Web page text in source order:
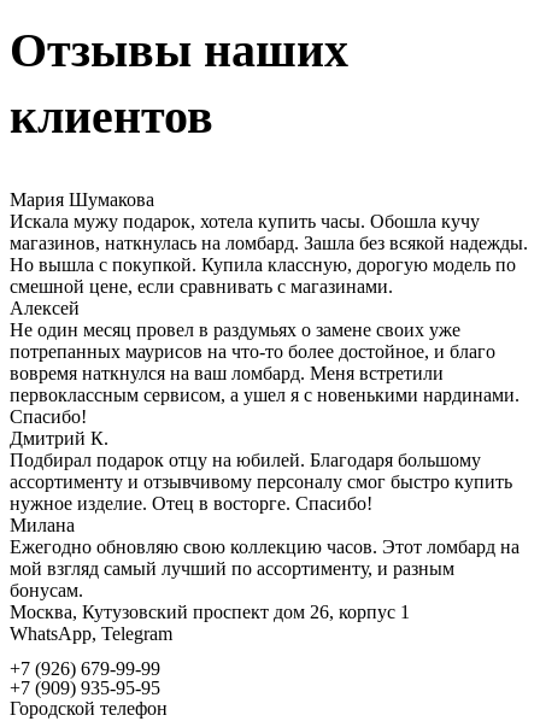
Отзывы наших
клиентов
Мария Шумакова
Искала мужу подарок, хотела купить часы. Обошла кучу
магазинов, наткнулась на ломбард. Зашла без всякой надежды.
Но вышла с покупкой. Купила классную, дорогую модель по
смешной цене, если сравнивать с магазинами.
Алексей
Не один месяц провел в раздумьях о замене своих уже
потрепанных маурисов на что-то более достойное, и благо
вовремя наткнулся на ваш ломбард. Меня встретили
первоклассным сервисом, а ушел я с новенькими нардинами.
Спасибо!
Дмитрий К.
Подбирал подарок отцу на юбилей. Благодаря большому
ассортименту и отзывчивому персоналу смог быстро купить
нужное изделие. Отец в восторге. Спасибо!
Милана
Ежегодно обновляю свою коллекцию часов. Этот ломбард на
мой взгляд самый лучший по ассортименту, и разным
бонусам.
Москва, Кутузовский проспект дом 26, корпус 1
WhatsApp, Telegram
+7 (926) 679-99-99
+7 (909) 935-95-95
Городской телефон